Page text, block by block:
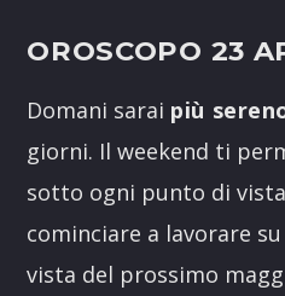
OROSCOPO 23
Domani sarai più
giorni. Il weekend ti
sotto ogni punto di
cominciare a lavorare
vista del prossimo